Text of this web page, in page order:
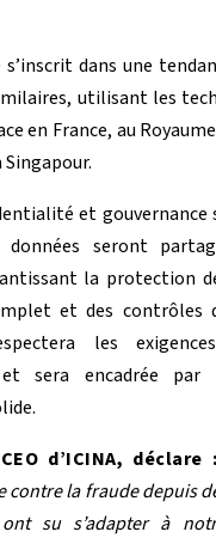
dans une
utilisant les
en France, au
et gouvernance
seront
la protection
et des contrôles
les
et sera encadrée
d’ICINA, déclare :
contre la fraude depuis
su s’adapter à